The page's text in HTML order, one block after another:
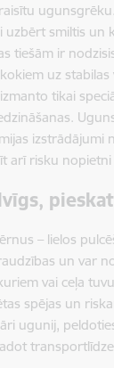
uzbērt smiltis un
tiešām ir
uz stabilas
tikai
izstrādājumi
arī risku nopietni
– lielos
un var
vai ceļa
spējas un
ugunij,